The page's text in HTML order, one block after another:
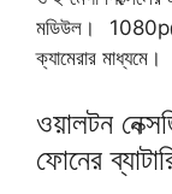
মডিউল।
ক্যামেরার মাধ্যমে।
ওয়ালটন
ফোনের